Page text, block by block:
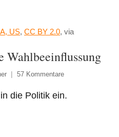
US, CC BY 2.0, via
Wahlbeeinflussung
57 Kommentare
die Politik ein.